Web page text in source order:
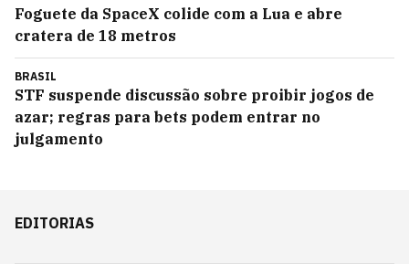
Foguete da SpaceX colide com a Lua e abre
cratera de 18 metros
BRASIL
STF suspende discussão sobre proibir jogos de
azar; regras para bets podem entrar no
julgamento
EDITORIAS